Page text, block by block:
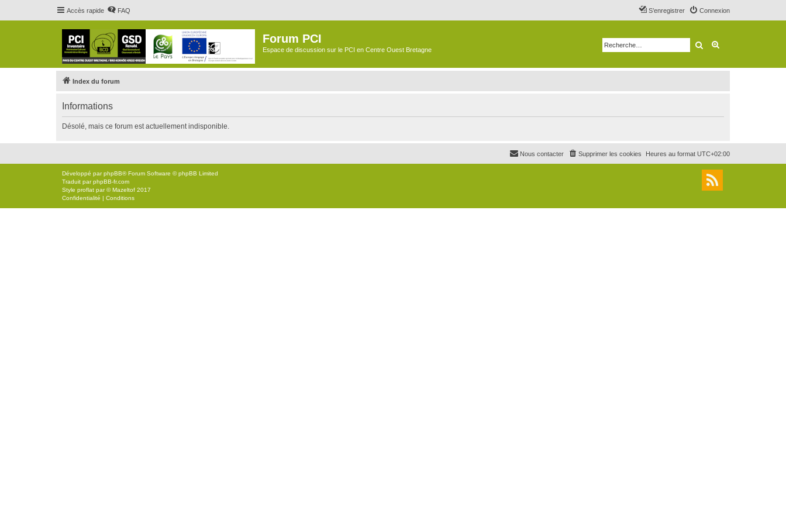
Accès rapide FAQ Connexion
S’enregistrer
Forum PCI
Espace de discussion sur le PCI en Centre Ouest Bretagne Rechercher
Index du forum
Informations
Désolé, mais ce forum est actuellement indisponible.
Heures au format UTC+02:00
Supprimer les cookies
Nous contacter
Développé parphpBB® Forum Software © phpBB Limited
Traduit parphpBB-fr.com
Style proflat par ©Mazeltof 2017
Confidentialité | Conditions